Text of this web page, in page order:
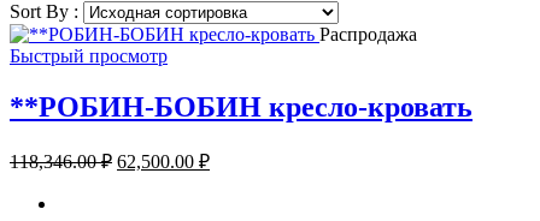
Sort By :
Распродажа
Быстрый просмотр
**РОБИН-БОБИН кресло-кровать
118,346.00₽ Первоначальная
62,500.00 ₽Текущая